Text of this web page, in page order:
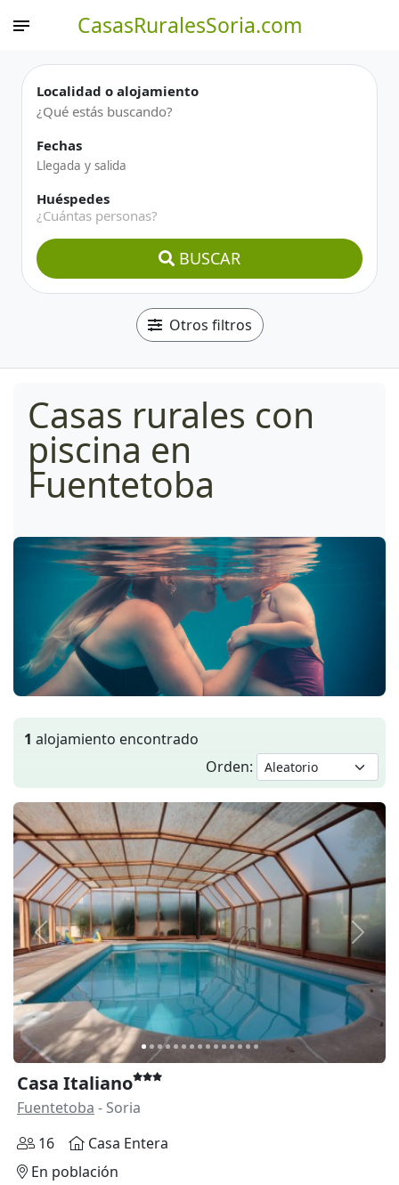
CasasRuralesSoria.com
Localidad o alojamiento
Fechas
Huéspedes
¿Cuántas personas?
BUSCAR
Otros filtros
Casas rurales con
piscina en
Fuentetoba
1 alojamiento encontrado
Orden:
Anterior
Casa Italiano
Fuentetoba - Soria
16
Casa Entera
En población